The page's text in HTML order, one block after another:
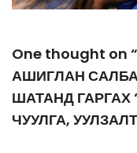
One thought
АШИГЛАН
ШАТАНД ГАРГАХ
ЧУУЛГА,